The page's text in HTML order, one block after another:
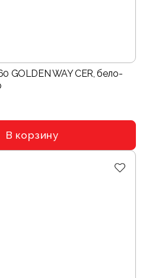
GOLDEN WAY CER, бело-
В корзину